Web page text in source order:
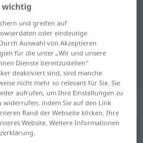
Übersetzung für
Übersetzung
wichtig
und greifen auf
oder eindeutige
Auswahl von Akzeptieren
für die unter „Wir und unsere
Dienste bereitzustellen“
deaktiviert sind, sind manche
nicht mehr so relevant für Sie. Sie
aufrufen, um Ihre Einstellungen zu
indem Sie auf den Link
Rand der Webseite klicken. Ihre
Website. Weitere Informationen